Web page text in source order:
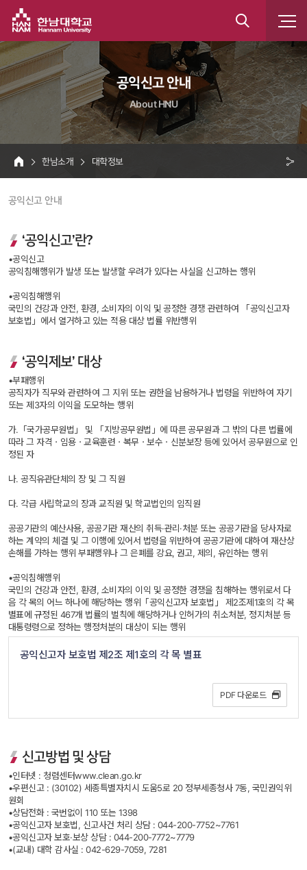
통
합
검
색
공익신고 안내
About HNU
HOME
한남소개 대학정보
공익신고 안내
‘공익신고’란?
•공익신고
공익침해행위가 발생 또는 발생할 우려가 있다는 사실을 신고하는 행위
•공익침해행위
국민의 건강과 안전, 환경, 소비자의 이익 및 공정한 경쟁 관련하여 「공익신고자
보호법」에서 열거하고 있는 적용 대상 법률 위반행위
‘공익제보’ 대상
•부패행위
공직자가 직무와 관련하여 그 지위 또는 권한을 남용하거나 법령을 위반하여 자기
또는 제3자의 이익을 도모하는 행위
가.「국가공무원법」 및 「지방공무원법」에 따른 공무원과 그 밖의 다른 법률에
따라 그 자격ㆍ임용ㆍ교육훈련ㆍ복무ㆍ보수ㆍ신분보장 등에 있어서 공무원으로 인
정된 자
나. 공직유관단체의 장 및 그 직원
다. 각급 사립학교의 장과 교직원 및 학교법인의 임직원
공공기관의 예산사용, 공공기관 재산의 취득·관리·처분 또는 공공기관을 당사자로
하는 계약의 체결 및 그 이행에 있어서 법령을 위반하여 공공기관에 대하여 재산상
손해를 가하는 행위 부패행위나 그 은폐를 강요, 권고, 제의, 유인하는 행위
•공익침해행위
국민의 건강과 안전, 환경, 소비자의 이익 및 공정한 경쟁을 침해하는 행위로서 다
음 각 목의 어느 하나에 해당하는 행위「공익신고자 보호법」 제2조제1호의 각 목
별표에 규정된 467개 법률의 벌칙에 해당하거나 인허가의 취소처분, 정지처분 등
대통령령으로 정하는 행정처분의 대상이 되는 행위
공익신고자 보호법 제2조 제1호의 각 목 별표
PDF 다운로드
신고방법 및 상담
•인터넷 : 청렴센터www.clean.go.kr
•우편신고 : (30102) 세종특별자치시 도움5로 20 정부세종청사 7동, 국민권익위
원회
•상담전화 : 국번없이 110 또는 1398
•공익신고자 보호법, 신고사건 처리 상담 : 044-200-7752~7761
•공익신고자 보호·보상 상담 : 044-200-7772~7779
•(교내) 대학 감사실 : 042-629-7059, 7281